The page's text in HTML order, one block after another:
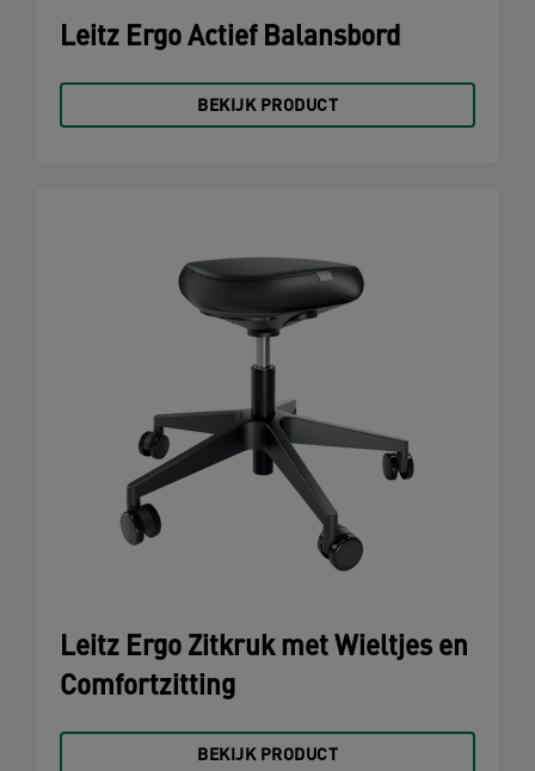
Leitz Ergo Actief Balansbord
BEKIJK PRODUCT
Leitz Ergo Zitkruk met Wieltjes en
Comfortzitting
BEKIJK PRODUCT